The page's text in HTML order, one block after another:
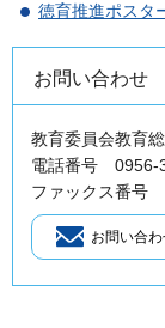
徳育推進ポスタ
お問い合わせ
教育委員会教育
電話番号 0956-
ファックス番号